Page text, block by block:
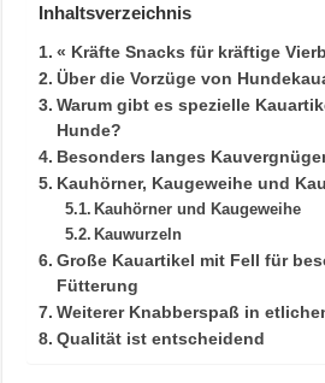
Inhaltsverzeichnis
« Kräfte Snacks für kräftige
Über die Vorzüge von
Warum gibt es spezielle
Hunde?
Besonders langes
Kauhörner, Kaugeweihe und
Kauhörner und Kaugeweihe
Kauwurzeln
Große Kauartikel mit Fell für
Fütterung
Weiterer Knabberspaß in
Qualität ist entscheidend